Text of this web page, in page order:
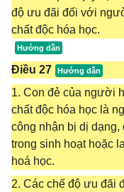
độ ưu đãi đối với
chất độc hóa học.
Điều 27
1. Con đẻ của người
chất độc hóa học là
công nhận bị dị
trong sinh hoạt hoặc
hoá học.
2. Các chế độ ưu đãi